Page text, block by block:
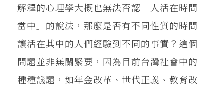
解釋的心理學大概也無法否認「人活在時間
當中」的說法，那麼是否有不同性質的時間
讓活在其中的人們經驗到不同的事實？這個
問題並非無關緊要，因為目前台灣社會中的
種種議題，如年金改革、世代正義、教育改